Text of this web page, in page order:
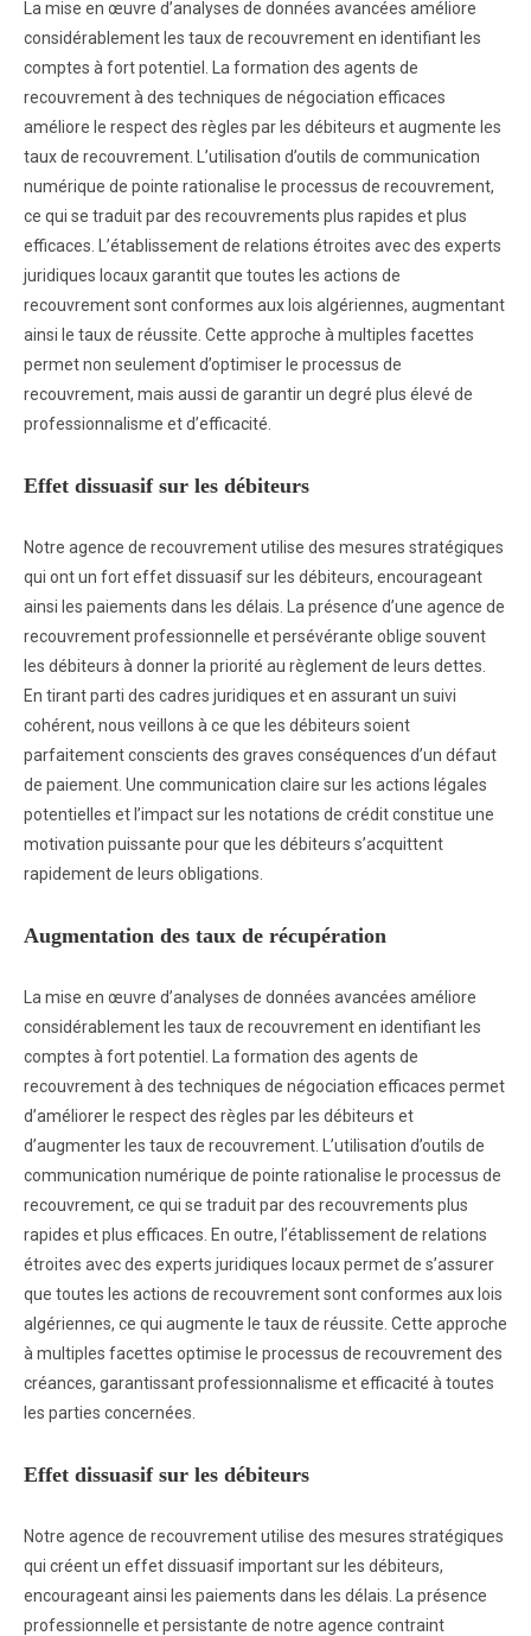
La mise en œuvre d’analyses de données avancées améliore
considérablement les taux de recouvrement en identifiant les
comptes à fort potentiel. La formation des agents de
recouvrement à des techniques de négociation efficaces
améliore le respect des règles par les débiteurs et augmente les
taux de recouvrement. L’utilisation d’outils de communication
numérique de pointe rationalise le processus de recouvrement,
ce qui se traduit par des recouvrements plus rapides et plus
efficaces. L’établissement de relations étroites avec des experts
juridiques locaux garantit que toutes les actions de
recouvrement sont conformes aux lois algériennes, augmentant
ainsi le taux de réussite. Cette approche à multiples facettes
permet non seulement d’optimiser le processus de
recouvrement, mais aussi de garantir un degré plus élevé de
professionnalisme et d’efficacité.
Effet dissuasif sur les débiteurs
Notre agence de recouvrement utilise des mesures stratégiques
qui ont un fort effet dissuasif sur les débiteurs, encourageant
ainsi les paiements dans les délais. La présence d’une agence de
recouvrement professionnelle et persévérante oblige souvent
les débiteurs à donner la priorité au règlement de leurs dettes.
En tirant parti des cadres juridiques et en assurant un suivi
cohérent, nous veillons à ce que les débiteurs soient
parfaitement conscients des graves conséquences d’un défaut
de paiement. Une communication claire sur les actions légales
potentielles et l’impact sur les notations de crédit constitue une
motivation puissante pour que les débiteurs s’acquittent
rapidement de leurs obligations.
Augmentation des taux de récupération
La mise en œuvre d’analyses de données avancées améliore
considérablement les taux de recouvrement en identifiant les
comptes à fort potentiel. La formation des agents de
recouvrement à des techniques de négociation efficaces permet
d’améliorer le respect des règles par les débiteurs et
d’augmenter les taux de recouvrement. L’utilisation d’outils de
communication numérique de pointe rationalise le processus de
recouvrement, ce qui se traduit par des recouvrements plus
rapides et plus efficaces. En outre, l’établissement de relations
étroites avec des experts juridiques locaux permet de s’assurer
que toutes les actions de recouvrement sont conformes aux lois
algériennes, ce qui augmente le taux de réussite. Cette approche
à multiples facettes optimise le processus de recouvrement des
créances, garantissant professionnalisme et efficacité à toutes
les parties concernées.
Effet dissuasif sur les débiteurs
Notre agence de recouvrement utilise des mesures stratégiques
qui créent un effet dissuasif important sur les débiteurs,
encourageant ainsi les paiements dans les délais. La présence
professionnelle et persistante de notre agence contraint